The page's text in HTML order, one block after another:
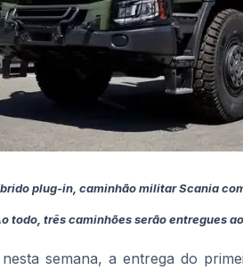
plug-in, caminhão militar Scania
todo, três caminhões serão entregues
semana, a entrega do